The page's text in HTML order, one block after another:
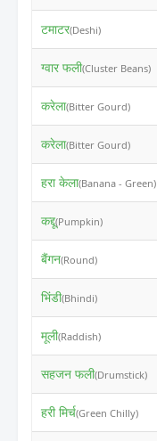
टमाटर(Deshi)
ग्वार फली(Cluster Beans)
करेला(Bitter Gourd)
करेला(Bitter Gourd)
हरा केला(Banana - Green)
कद्दू(Pumpkin)
बैंगन(Round)
भिंडी(Bhindi)
मूली(Raddish)
सहजन फली(Drumstick)
हरी मिर्च(Green Chilly)